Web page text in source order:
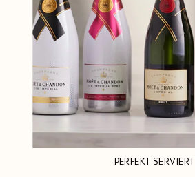
PERFEKT SERVIERT